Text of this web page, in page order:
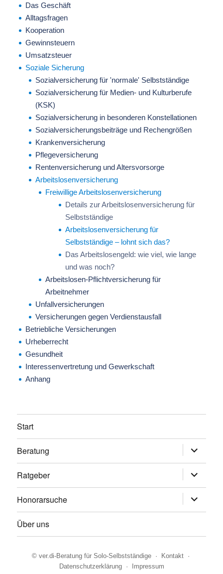
Das Geschäft
Alltagsfragen
Kooperation
Gewinnsteuern
Umsatzsteuer
Soziale Sicherung
Sozialversicherung für 'normale' Selbstständige
Sozialversicherung für Medien- und Kulturberufe
(KSK)
Sozialversicherung in besonderen Konstellationen
Sozialversicherungsbeiträge und Rechengrößen
Krankenversicherung
Pflegeversicherung
Rentenversicherung und Altersvorsorge
Arbeitslosenversicherung
Freiwillige Arbeitslosenversicherung
Details zur Arbeitslosenversicherung für
Selbstständige
Arbeitslosenversicherung für
Selbstständige – lohnt sich das?
Das Arbeitslosengeld: wie viel, wie lange
und was noch?
Arbeitslosen-Pflichtversicherung für
Arbeitnehmer
Unfallversicherungen
Versicherungen gegen Verdienstausfall
Betriebliche Versicherungen
Urheberrecht
Gesundheit
Interessenvertretung und Gewerkschaft
Anhang
Start
Beratung
anzeigen
Ratgeber
anzeigen
Honorarsuche
anzeigen
Über uns
© ver.di-Beratung für Solo-Selbstständige· Kontakt·
Datenschutzerklärung· Impressum